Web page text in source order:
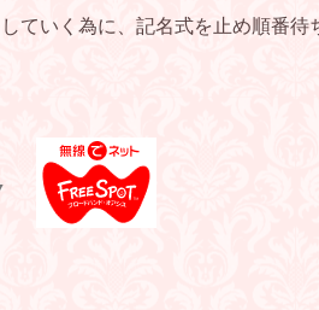
いく為に、記名式を止め順番待